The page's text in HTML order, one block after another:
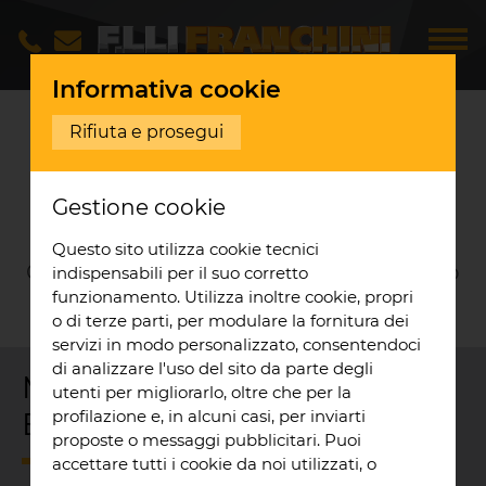
Servizi
MANUTENZIONE
IMPIANTI EOLICI
Giocare d’anticipo per sfruttare appieno
la forza del vento
Manutenzione Impianti
Eolici
Informativa cookie
Rifiuta e prosegui
Gestione cookie
Questo sito utilizza cookie tecnici
indispensabili per il suo corretto
funzionamento. Utilizza inoltre cookie, propri
o di terze parti, per modulare la fornitura dei
servizi in modo personalizzato, consentendoci
di analizzare l'uso del sito da parte degli
utenti per migliorarlo, oltre che per la
profilazione e, in alcuni casi, per inviarti
proposte o messaggi pubblicitari. Puoi
accettare tutti i cookie da noi utilizzati, o